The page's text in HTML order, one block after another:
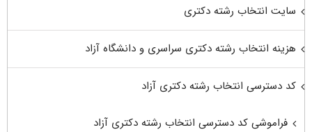
سایت انتخاب رشته دکتری
هزینه انتخاب رشته دکتری سراسری و دانشگاه آزاد
کد دسترسی انتخاب رشته دکتری آزاد
فراموشی کد دسترسی انتخاب رشته دکتری آزاد